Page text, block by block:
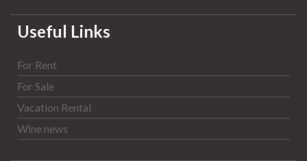
Useful Links
For Rent
For Sale
Vacation Rental
Wine news